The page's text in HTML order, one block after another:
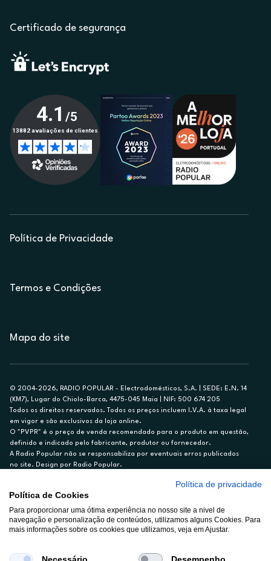
Certificado de segurança
Política de Privacidade
Termos e Condições
Mapa do site
© 2004-2026, RADIO POPULAR - Electrodomésticos, S.A. | SEDE: E.N. 14
(KM7), Lugar do Chiolo-Barca, 4475-045 Maia | NIF: 500 674 205
Todos os direitos reservados. Todos os preços incluem I.V.A. à taxa legal
em vigor e são exclusivos da loja online.
O "PVPR" é o preço de venda recomendado para o produto em questão,
definido e indicado pelo fabricante, produtor ou fornecedor.
A Radio Popular não se responsabiliza por eventuais erros publicados
no site. Design por Radio Popular.
Ex. para limite de crédito de €1.500, reembolsado em 12 meses, TAN
14,79%.
Crédito sujeito a aprovação pelo Cetelem, marca BNP Paribas Personal
Finance, S.A., Sucursal em Portugal. Informe-se no 21 721 90 00 (dias
A Rádio Popular – Eletrodomésticos S.A. (Registo BdP848) atua como
Política de privacidade
Política de Cookies
Para proporcionar uma ótima experiência no nosso site a nivel de
navegação e personalização de conteúdos, utilizamos alguns Cookies. Para
mais informações sobre os cookies que utilizamos, veja em Ajustar.
Necessário Desempenho